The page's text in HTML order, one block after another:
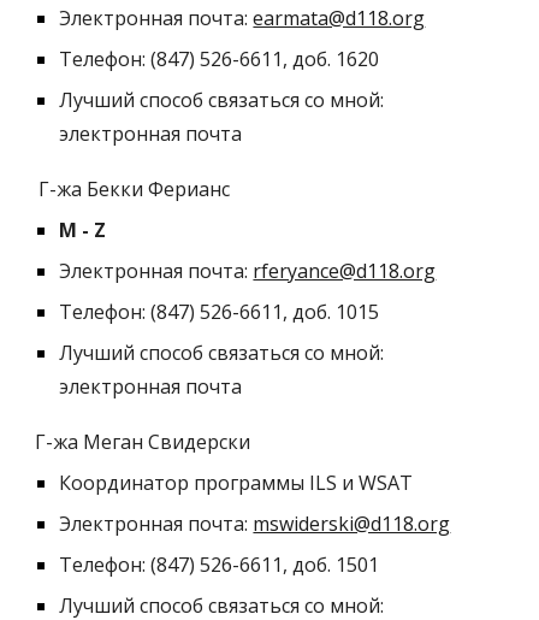
Электронная почта:earmata@d118.org
Телефон: (847) 526-6611, доб. 1620
Лучший способ связаться со мной:
электронная почта
Г-жа Бекки Ферианс
M - Z
Электронная почта: rferyance@d118.org
Телефон: (847) 526-6611, доб. 1015
Лучший способ связаться со мной:
электронная почта
Г-жа Меган Свидерски
Координатор программы ILS и WSAT
Электронная почта: mswiderski@d118.org
Телефон: (847) 526-6611, доб. 1501
Лучший способ связаться со мной: